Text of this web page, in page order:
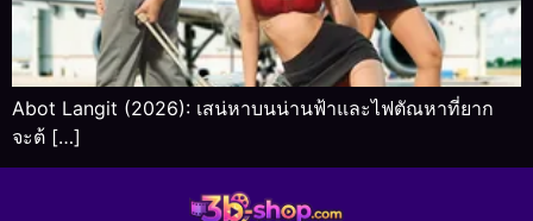
Abot Langit (2026): เสน่หาบนน่านฟ้าและไฟตัณหาที่ยาก
จะต้ […]